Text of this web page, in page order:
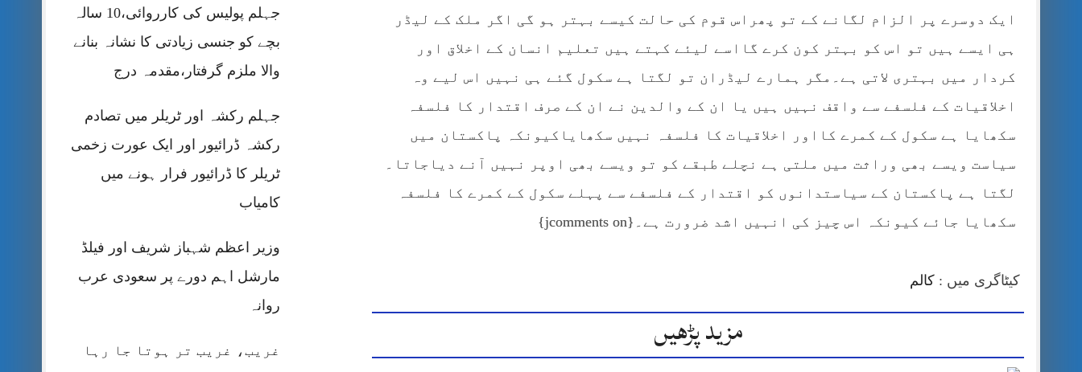
جہلم پولیس کی کارروائی،10 سالہ
بچے کو جنسی زیادتی کا نشانہ بنانے
والا ملزم گرفتار،مقدمہ درج
جہلم رکشہ اور ٹریلر میں تصادم
رکشہ ڈرائیور اور ایک عورت زخمی
ٹریلر کا ڈرائیور فرار ہونے میں
کامیاب
وزیر اعظم شہباز شریف اور فیلڈ
مارشل اہم دورے پر سعودی عرب
روانہ
غریب، غریب تر ہوتا جا رہا
ایک دوسرے پر الزام لگانے کے تو پھراس قوم کی حالت کیسے بہتر ہو گی اگر ملک کے لیڈر
ہی ایسے ہیں تو اس کو بہتر کون کرے گااسے لیئے کہتے ہیں تعلیم انسان کے اخلاق اور
کردار میں بہتری لاتی ہے۔مگر ہمارے لیڈران تو لگتا ہے سکول گئے ہی نہیں اس لیے وہ
اخلاقیات کے فلسفے سے واقف نہیں ہیں یا ان کے والدین نے ان کے صرف اقتدار کا فلسفہ
سکھایا ہے سکول کے کمرے کااور اخلاقیات کا فلسفہ نہیں سکھایاکیونکہ پاکستان میں
سیاست ویسے بھی وراثت میں ملتی ہے نچلے طبقے کو تو ویسے بھی اوپر نہیں آنے دیاجاتا۔
لگتا ہے پاکستان کے سیاستدانوں کو اقتدار کے فلسفے سے پہلے سکول کے کمرے کا فلسفہ
سکھایا جائے کیونکہ اس چیز کی انہیں اشد ضرورت ہے۔{jcomments on}
کیٹاگری میں : کالم
مزید پڑھیں